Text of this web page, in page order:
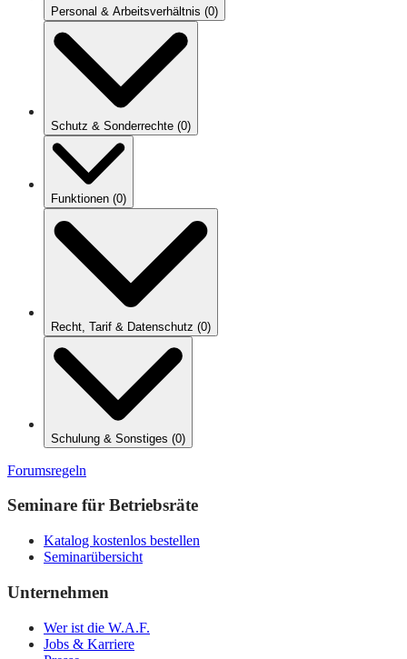
Personal & Arbeitsverhältnis (0)
Schutz & Sonderrechte (0)
Funktionen (0)
Recht, Tarif & Datenschutz (0)
Schulung & Sonstiges (0)
Forumsregeln
Seminare für Betriebsräte
Katalog kostenlos bestellen
Seminarübersicht
Unternehmen
Wer ist die W.A.F.
Jobs & Karriere